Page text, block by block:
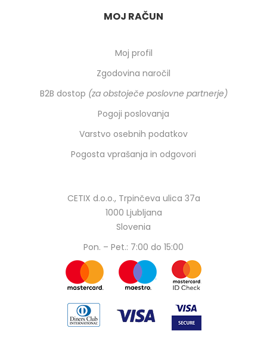
MOJ RAČUN
Moj profil
Zgodovina naročil
B2B dostop (za obstoječe poslovne partnerje)
Pogoji poslovanja
Varstvo osebnih podatkov
Pogosta vprašanja in odgovori
CETIX d.o.o., Trpinčeva ulica 37a
1000 Ljubljana
Slovenia
Pon. – Pet.: 7:00 do 15:00